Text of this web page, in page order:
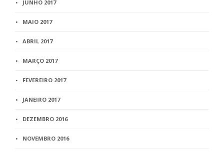
JUNHO 2017
MAIO 2017
ABRIL 2017
MARÇO 2017
FEVEREIRO 2017
JANEIRO 2017
DEZEMBRO 2016
NOVEMBRO 2016